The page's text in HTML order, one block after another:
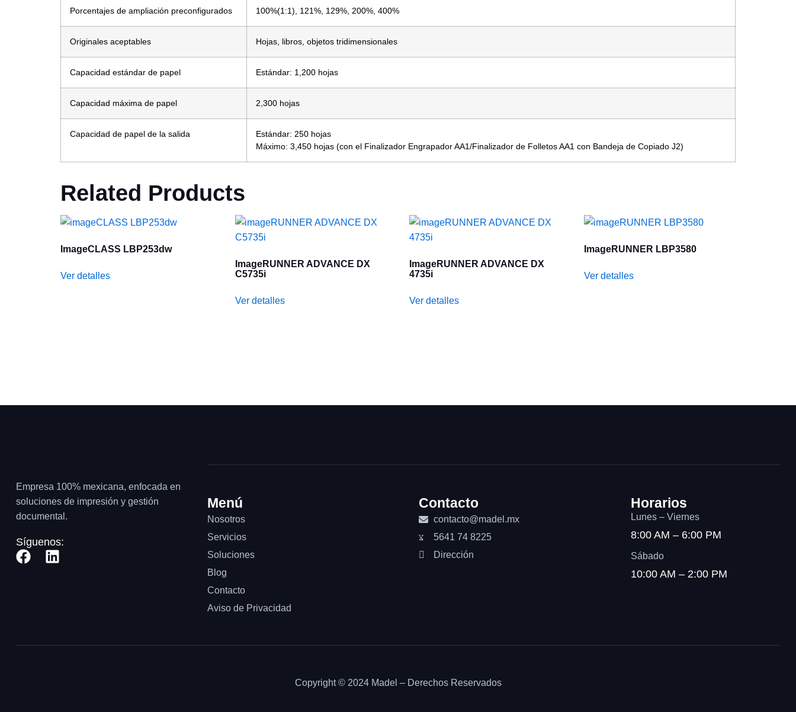
Porcentajes de ampliación preconfigurados 100%(1:1), 121%, 129%, 200%, 400%
Originales aceptables Hojas, libros, objetos tridimensionales
Capacidad estándar de papel Estándar: 1,200 hojas
Capacidad máxima de papel 2,300 hojas
Capacidad de papel de la salida
Estándar: 250 hojas
Máximo: 3,450 hojas (con el Finalizador Engrapador AA1/Finalizador de Folletos AA1 con Bandeja de Copiado J2)
Related Products
ImageCLASS LBP253dw
Ver detalles
ImageRUNNER ADVANCE DX
C5735i
Ver detalles
ImageRUNNER ADVANCE DX
4735i
Ver detalles
ImageRUNNER LBP3580
Ver detalles
Empresa 100% mexicana, enfocada en
soluciones de impresión y gestión
documental.
Síguenos:
Menú
Nosotros
Servicios
Soluciones
Blog
Contacto
Aviso de Privacidad
Contacto
contacto@madel.mx
5641 74 8225
Dirección
Horarios
Lunes – Viernes
8:00 AM – 6:00 PM
Sábado
10:00 AM – 2:00 PM
Copyright © 2024 Madel – Derechos Reservados